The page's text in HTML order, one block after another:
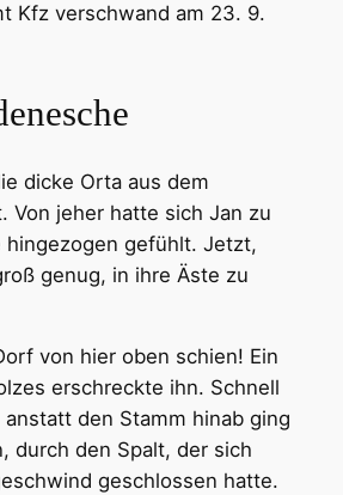
Kfz verschwand am 23. 9.
dicke Orta aus dem
Von jeher hatte sich Jan zu
hingezogen gefühlt. Jetzt,
genug, in ihre Äste zu
von hier oben schien! Ein
erschreckte ihn. Schnell
den Stamm hinab ging
durch den Spalt, der sich
geschlossen hatte.